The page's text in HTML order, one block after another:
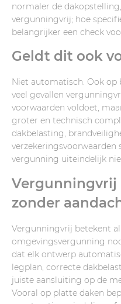
normaler de
vergunningvrij; hoe
belangrijker een check
Geldt dit ook
Niet automatisch. Ook op
veel gevallen
voorwaarden voldoet,
groter en technisch
dakbelasting,
verzekeringsvoorwaarden
vergunning uiteindelijk
zonder
Vergunningvrij betekent
omgevingsvergunning
dat elk ontwerp
legplan, correcte
juiste aansluiting op de
Vooral op platte daken